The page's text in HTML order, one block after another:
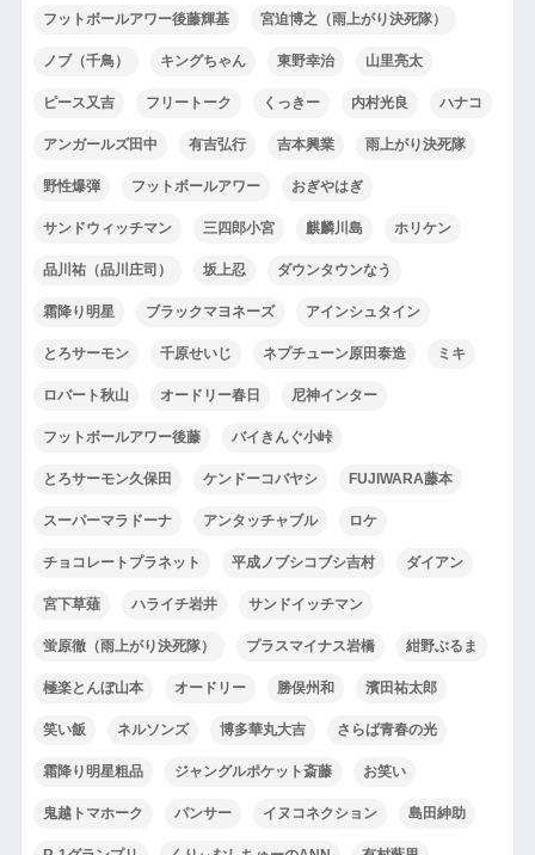
フットボールアワー後藤輝基 宮迫博之（雨上がり決死隊）
ノブ（千鳥） キングちゃん 東野幸治 山里亮太
ピース又吉 フリートーク くっきー 内村光良 ハナコ
アンガールズ田中 有吉弘行 吉本興業 雨上がり決死隊
野性爆弾 フットボールアワー おぎやはぎ
サンドウィッチマン 三四郎小宮 麒麟川島 ホリケン
品川祐（品川庄司） 坂上忍 ダウンタウンなう
霜降り明星 ブラックマヨネーズ アインシュタイン
とろサーモン 千原せいじ ネプチューン原田泰造 ミキ
ロバート秋山 オードリー春日 尼神インター
フットボールアワー後藤 バイきんぐ小峠
とろサーモン久保田 ケンドーコバヤシ FUJIWARA藤本
スーパーマラドーナ アンタッチャブル ロケ
チョコレートプラネット 平成ノブシコブシ吉村 ダイアン
宮下草薙 ハライチ岩井 サンドイッチマン
蛍原徹（雨上がり決死隊） プラスマイナス岩橋 紺野ぶるま
極楽とんぼ山本 オードリー 勝俣州和 濱田祐太郎
笑い飯 ネルソンズ 博多華丸大吉 さらば青春の光
霜降り明星粗品 ジャングルポケット斎藤 お笑い
鬼越トマホーク パンサー イヌコネクション 島田紳助